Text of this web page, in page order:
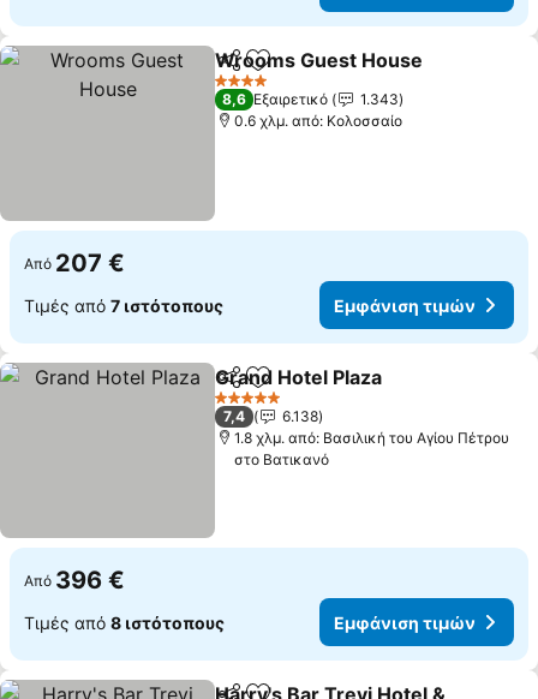
Κοινοποίηση
Προσθήκη στα αγαπημένα
Wrooms Guest House
4 Αστέρια
8,6 Εξαιρετικό
1.343
0.6 χλμ. από: Κολοσσαίο
Από 207 €
Τιμές από 7 ιστότοπους Εμφάνιση τιμών
Κοινοποίηση
Προσθήκη στα αγαπημένα
Grand Hotel Plaza
5 Αστέρια
7,4
6.138
1.8 χλμ. από: Βασιλική του Αγίου Πέτρου
στο Βατικανό
Από 396 €
Τιμές από 8 ιστότοπους Εμφάνιση τιμών
Harry's Bar Trevi Hotel &